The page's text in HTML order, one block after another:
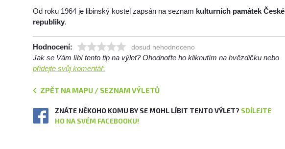
Od roku 1964 je libinský kostel zapsán na seznam kulturních památek České
republiky.
Hodnocení: dosud nehodnoceno
Jak se Vám líbí tento tip na výlet? Ohodnoťte ho kliknutím na hvězdičku nebo
přidejte svůj komentář.
ZPĚT NA MAPU / SEZNAM VÝLETŮ
ZNÁTE NĚKOHO KOMU BY SE MOHL LÍBIT TENTO VÝLET? SDÍLEJTE
HO NA SVÉM FACEBOOKU!